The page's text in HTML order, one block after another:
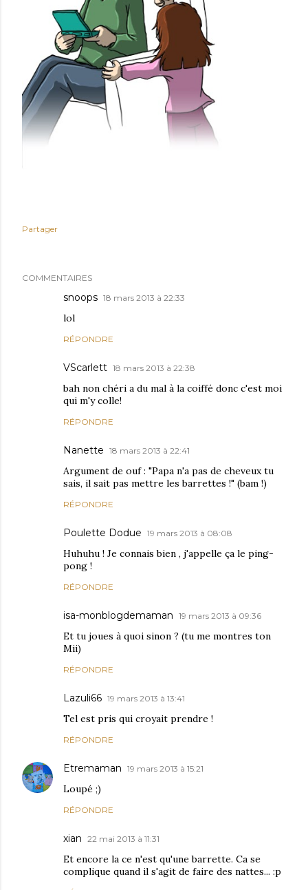
Partager
COMMENTAIRES
snoops 18 mars 2013 à 22:33
lol
RÉPONDRE
VScarlett 18 mars 2013 à 22:38
bah non chéri a du mal à la coiffé donc c'est moi
qui m'y colle!
RÉPONDRE
Nanette 18 mars 2013 à 22:41
Argument de ouf : "Papa n'a pas de cheveux tu
sais, il sait pas mettre les barrettes !" (bam !)
RÉPONDRE
Poulette Dodue 19 mars 2013 à 08:08
Huhuhu ! Je connais bien , j'appelle ça le ping-
pong !
RÉPONDRE
isa-monblogdemaman 19 mars 2013 à 09:36
Et tu joues à quoi sinon ? (tu me montres ton
Mii)
RÉPONDRE
Lazuli66 19 mars 2013 à 13:41
Tel est pris qui croyait prendre !
RÉPONDRE
Etremaman 19 mars 2013 à 15:21
Loupé ;)
RÉPONDRE
xian 22 mai 2013 à 11:31
Et encore la ce n'est qu'une barrette. Ca se
complique quand il s'agit de faire des nattes... :p